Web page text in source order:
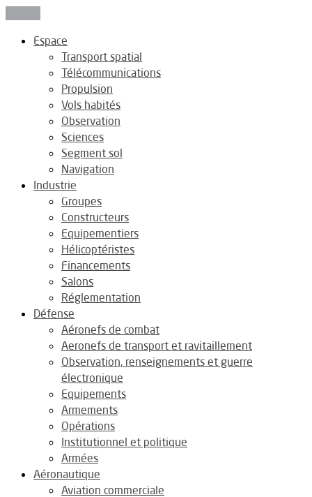
Espace
Transport spatial
Télécommunications
Propulsion
Vols habités
Observation
Sciences
Segment sol
Navigation
Industrie
Groupes
Constructeurs
Equipementiers
Hélicoptéristes
Financements
Salons
Réglementation
Défense
Aéronefs de combat
Aeronefs de transport et ravitaillement
Observation, renseignements et guerre
électronique
Equipements
Armements
Opérations
Institutionnel et politique
Armées
Aéronautique
Aviation commerciale